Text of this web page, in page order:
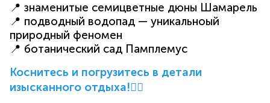
📍 знаменитые семицветные дюны Шамарель
📍 подводный водопад — уникальноый
природный феномен
📍 ботанический сад Памплемус
Коснитесь и погрузитесь в детали
изысканного отдыха!👈🏻